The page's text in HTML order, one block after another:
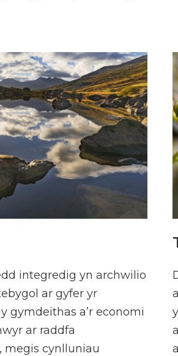
integredig yn archwilio
ar gyfer yr
gymdeithas a’r economi
ar raddfa
megis cynlluniau